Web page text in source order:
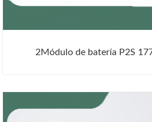
2Módulo de batería P2S